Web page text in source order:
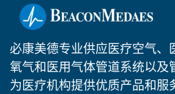
必康美德专业供应医疗空气、
氧气和医用气体管道系统以及
为医疗机构提供优质产品和服